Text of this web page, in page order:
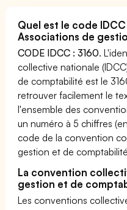
Quel est le code
Associations de
CODE IDCC : 3160.
collective nationale
de comptabilité est le
retrouver facilement le
l'ensemble des
un numéro à 5 chiffres
code de la convention
gestion et de
La convention
gestion et de
Les conventions